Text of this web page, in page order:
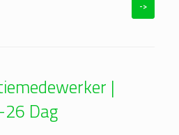
->
|
Dag